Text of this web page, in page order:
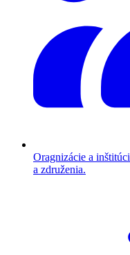
Oragnizácie a
a združenia.